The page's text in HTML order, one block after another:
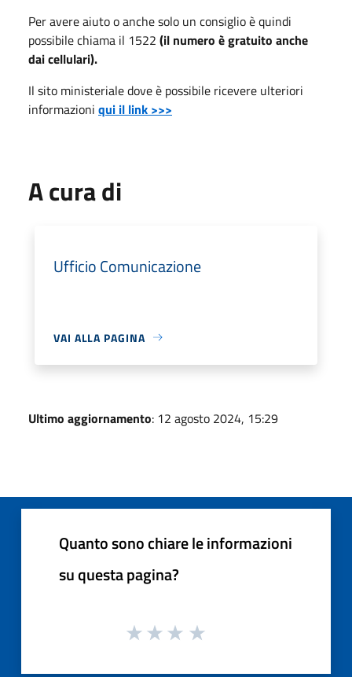
Per avere aiuto o anche solo un consiglio è quindi
possibile chiama il 1522 (il numero è gratuito anche
dai cellulari).
Il sito ministeriale dove è possibile ricevere ulteriori
informazioni qui il link >>>
A cura di
Ufficio Comunicazione
VAI ALLA PAGINA
Ultimo aggiornamento: 12 agosto 2024, 15:29
Quanto sono chiare le informazioni
su questa pagina?